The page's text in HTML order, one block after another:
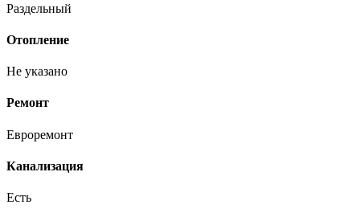
Раздельный
Отопление
Не указано
Ремонт
Евроремонт
Канализация
Есть